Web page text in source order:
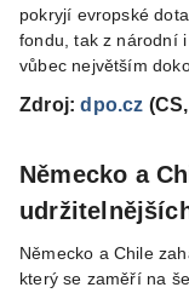
pokryjí evropské
fondu, tak z národní
vůbec největším
Zdroj:dpo.cz
Německo a
Německo a Chile
který se zaměří na